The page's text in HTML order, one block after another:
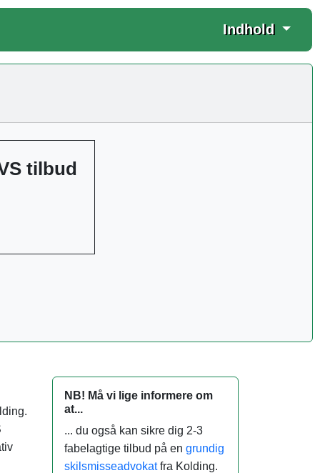
Indhold
tilbud
NB! Må vi lige informere om
at...
... du også kan sikre dig 2-3
fabelagtige tilbud på en grundig
skilsmisseadvokatfra Kolding.